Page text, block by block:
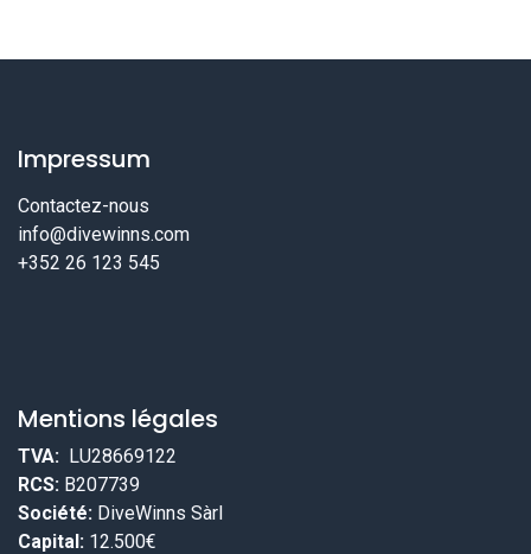
Impressum
Contactez-nous
info@divewinns.com
+352 26 123 545
Mentions légales
TVA: LU28669122
RCS: B207739
Société: DiveWinns Sàrl
Capital: 12.500€